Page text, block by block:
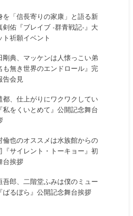
を「信長寄りの家康」と語る新
剣佑『ブレイブ -群青戦記-』大
ト祈願イベント
剛典、マッケンは人懐っこい弟
も無き世界のエンドロール』完
告会見
都、仕上がりにワクワクしてい
私をくいとめて』公開記念舞台
倫也のオススメは水族館からの
『サイレント・トーキョー』初
台挨拶
吾郎、二階堂ふみは僕のミュー
ばるぼら』公開記念舞台挨拶